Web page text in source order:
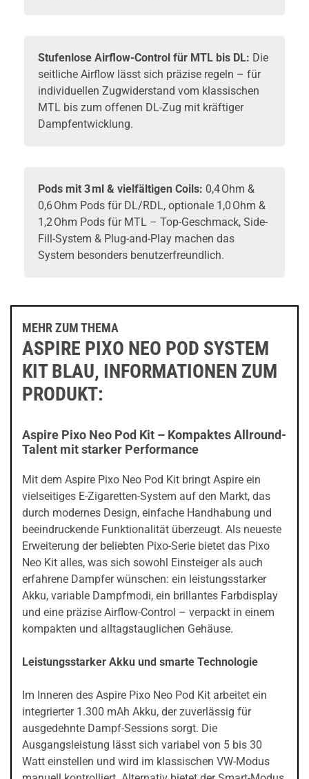
Stufenlose Airflow-Control für MTL bis DL: Die
seitliche Airflow lässt sich präzise regeln – für
individuellen Zugwiderstand vom klassischen
MTL bis zum offenen DL-Zug mit kräftiger
Dampfentwicklung.
Pods mit 3 ml & vielfältigen Coils: 0,4 Ohm &
0,6 Ohm Pods für DL/RDL, optionale 1,0 Ohm &
1,2 Ohm Pods für MTL – Top-Geschmack, Side-
Fill-System & Plug-and-Play machen das
System besonders benutzerfreundlich.
MEHR ZUM THEMA
ASPIRE PIXO NEO POD SYSTEM
KIT BLAU, INFORMATIONEN ZUM
PRODUKT:
Aspire Pixo Neo Pod Kit – Kompaktes Allround-
Talent mit starker Performance
Mit dem Aspire Pixo Neo Pod Kit bringt Aspire ein
vielseitiges E-Zigaretten-System auf den Markt, das
durch modernes Design, einfache Handhabung und
beeindruckende Funktionalität überzeugt. Als neueste
Erweiterung der beliebten Pixo-Serie bietet das Pixo
Neo Kit alles, was sich sowohl Einsteiger als auch
erfahrene Dampfer wünschen: ein leistungsstarker
Akku, variable Dampfmodi, ein brillantes Farbdisplay
und eine präzise Airflow-Control – verpackt in einem
kompakten und alltagstauglichen Gehäuse.
Leistungsstarker Akku und smarte Technologie
Im Inneren des Aspire Pixo Neo Pod Kit arbeitet ein
integrierter 1.300 mAh Akku, der zuverlässig für
ausgedehnte Dampf-Sessions sorgt. Die
Ausgangsleistung lässt sich variabel von 5 bis 30
Watt einstellen und wird im klassischen VW-Modus